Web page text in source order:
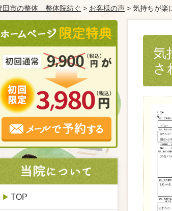
田市の整体 整体院紡ぐ > お客様の声 > 気持ちが楽
気
さ
TOP